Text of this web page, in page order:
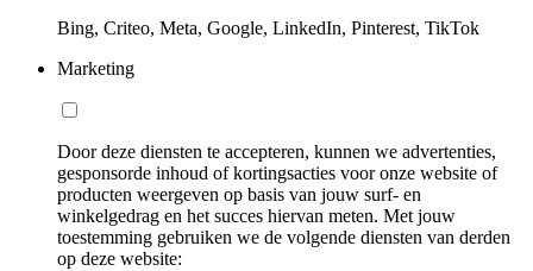
Bing, Criteo, Meta, Google, LinkedIn, Pinterest, TikTok
Marketing
Door deze diensten te accepteren, kunnen we advertenties,
gesponsorde inhoud of kortingsacties voor onze website of
producten weergeven op basis van jouw surf- en
winkelgedrag en het succes hiervan meten. Met jouw
toestemming gebruiken we de volgende diensten van derden
op deze website: